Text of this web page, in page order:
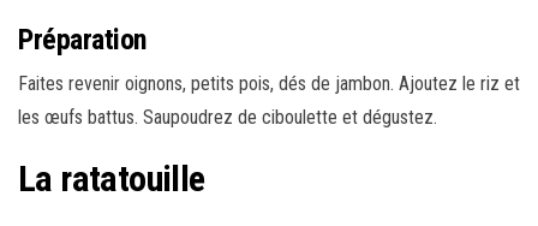
Préparation
Faites revenir oignons, petits pois, dés de jambon. Ajoutez le riz et
les œufs battus. Saupoudrez de ciboulette et dégustez.
La ratatouille